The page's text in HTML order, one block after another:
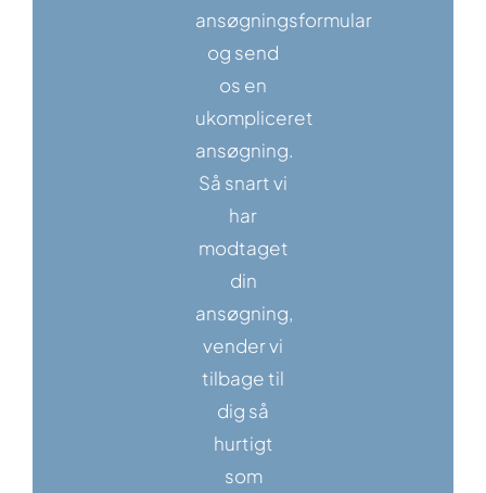
ansøgningsformular
og send
os en
ukompliceret
ansøgning.
Så snart vi
har
modtaget
din
ansøgning,
vender vi
tilbage til
dig så
hurtigt
som